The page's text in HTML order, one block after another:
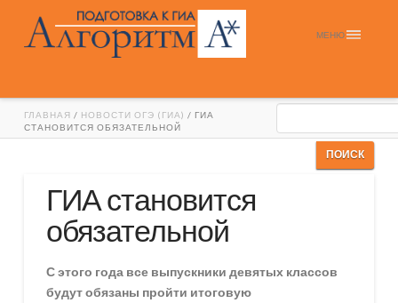
МЕНЮ
ГЛАВНАЯ / НОВОСТИ ОГЭ (ГИА) / ГИА
СТАНОВИТСЯ ОБЯЗАТЕЛЬНОЙ
ГИА становится
обязательной
С этого года все выпускники девятых классов
будут обязаны пройти итоговую